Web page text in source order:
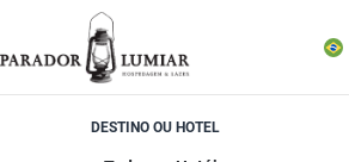
DESTINO OU HOTEL